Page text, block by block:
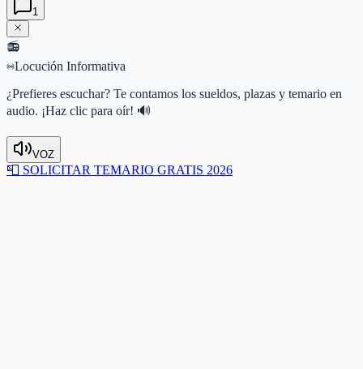
1
📻
Locución Informativa
¿Prefieres escuchar? Te contamos los sueldos, plazas y temario en
audio. ¡Haz clic para oír! 🔊
VOZ
📮 SOLICITAR TEMARIO GRATIS 2026